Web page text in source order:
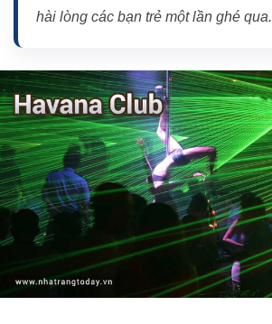
hài lòng các bạn trẻ một lần ghé qua.